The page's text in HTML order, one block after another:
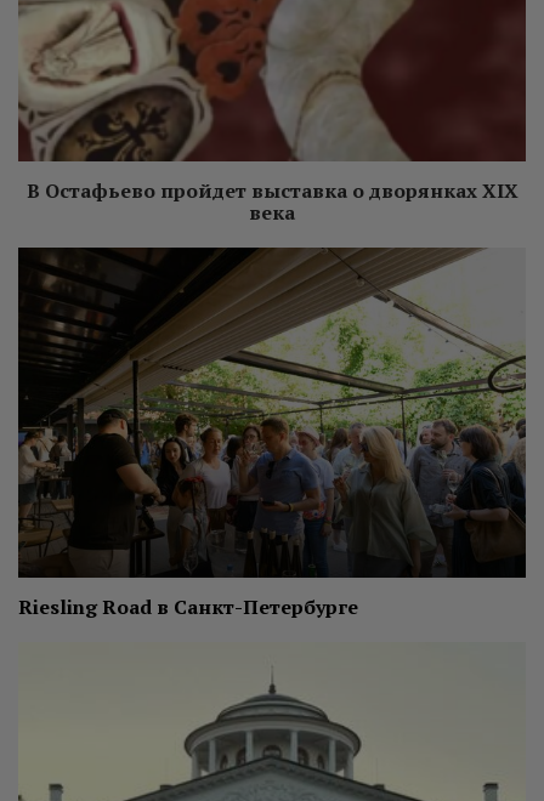
В Остафьево пройдет выставка о дворянках XIX
века
Riesling Road в Санкт-Петербурге